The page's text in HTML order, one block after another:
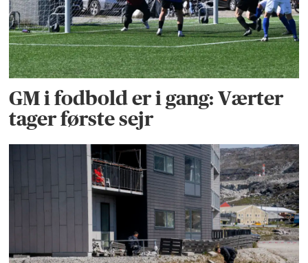
GM i fodbold er i gang: Værter
tager første sejr